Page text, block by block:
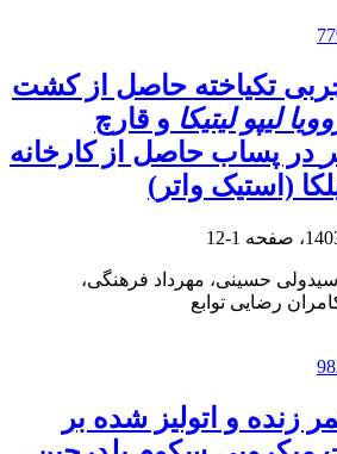
چربی تک‏یاخته حاصل از کشت
لیپو لیتیکا و قارچ
در پساب حاصل از کارخانه
(استیک واتر)
1-12
حسینی، مهرداد فرهنگی،
رضایی توابع
زنده و اتولیز شده بر